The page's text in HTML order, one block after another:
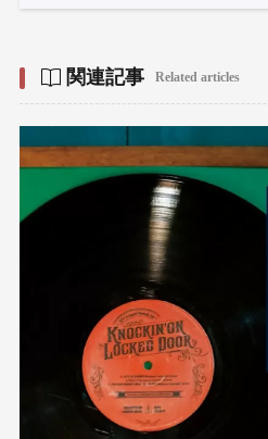
関連記事 Related articles